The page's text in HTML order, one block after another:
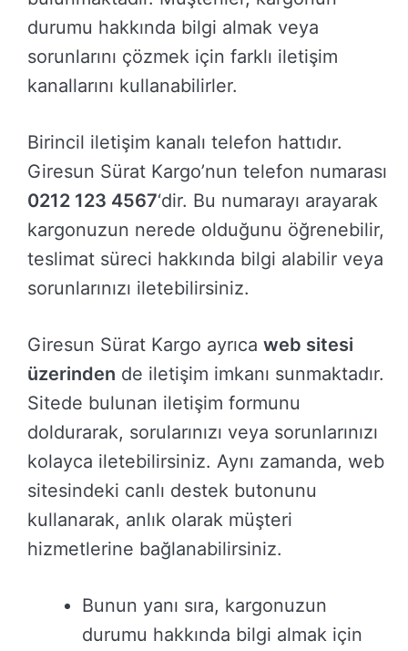
durumu hakkında bilgi almak veya
sorunlarını çözmek için farklı iletişim
kanallarını kullanabilirler.
Birincil iletişim kanalı telefon hattıdır.
Giresun Sürat Kargo’nun telefon numarası
0212 123 4567‘dir. Bu numarayı arayarak
kargonuzun nerede olduğunu öğrenebilir,
teslimat süreci hakkında bilgi alabilir veya
sorunlarınızı iletebilirsiniz.
Giresun Sürat Kargo ayrıca web sitesi
üzerinden de iletişim imkanı sunmaktadır.
Sitede bulunan iletişim formunu
doldurarak, sorularınızı veya sorunlarınızı
kolayca iletebilirsiniz. Aynı zamanda, web
sitesindeki canlı destek butonunu
kullanarak, anlık olarak müşteri
hizmetlerine bağlanabilirsiniz.
Bunun yanı sıra, kargonuzun
durumu hakkında bilgi almak için